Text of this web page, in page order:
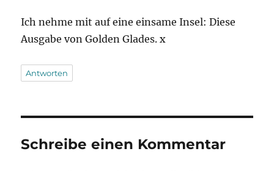
Ich nehme mit auf eine einsame Insel: Diese
Ausgabe von Golden Glades. x
Antworten
Schreibe einen Kommentar